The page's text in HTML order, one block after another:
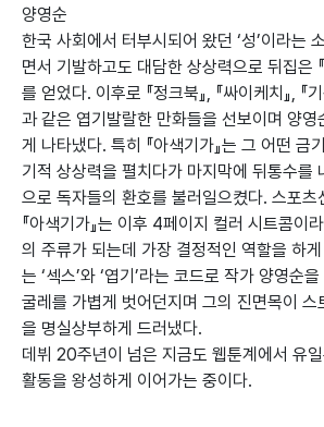
양영순
한국 사회에서 터부시되어 왔던 ‘성’이라는
면서 기발하고도 대담한 상상력으로 뒤집은
를 얻었다. 이후로 『정크북』, 『싸이케치』, 『
과 같은 엽기발랄한 만화들을 선보이며 양영
게 나타냈다. 특히 『아색기가』는 그 어떤 금
기적 상상력을 펼치다가 마지막에 뒤통수를
으로 독자들의 환호를 불러일으켰다. 스포츠
『아색기가』는 이후 4페이지 컬러 시트콤이
의 주류가 되는데 가장 결정적인 역할을 하게
는 ‘섹스’와 ‘엽기’라는 코드로 작가 양영순
굴레를 가볍게 벗어던지며 그의 진면목이 스
을 명실상부하게 드러냈다.
데뷔 20주년이 넘은 지금도 웹툰계에서 유
활동을 왕성하게 이어가는 중이다.